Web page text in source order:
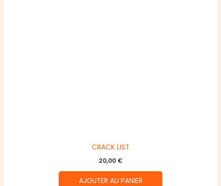
CRACK LIST
20,00 €
AJOUTER AU PANIER